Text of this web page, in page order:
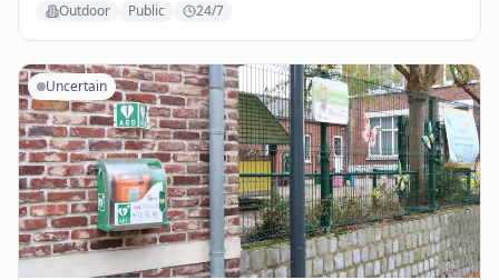
Outdoor Public 24/7
Uncertain